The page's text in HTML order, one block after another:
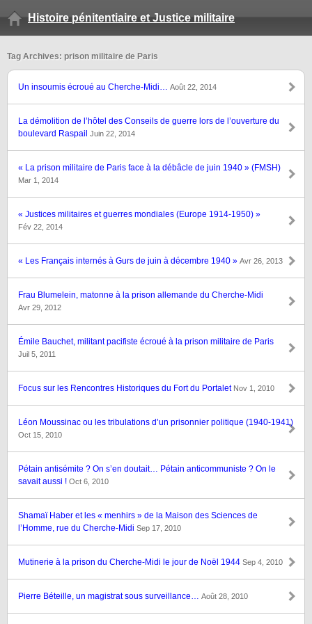
Histoire pénitentiaire et Justice militaire
Tag Archives: prison militaire de Paris
Un insoumis écroué au Cherche-Midi… Août 22, 2014
La démolition de l’hôtel des Conseils de guerre lors de l’ouverture du
boulevard Raspail Juin 22, 2014
« La prison militaire de Paris face à la débâcle de juin 1940 » (FMSH)
Mar 1, 2014
« Justices militaires et guerres mondiales (Europe 1914-1950) »
Fév 22, 2014
« Les Français internés à Gurs de juin à décembre 1940 » Avr 26, 2013
Frau Blumelein, matonne à la prison allemande du Cherche-Midi
Avr 29, 2012
Émile Bauchet, militant pacifiste écroué à la prison militaire de Paris
Juil 5, 2011
Focus sur les Rencontres Historiques du Fort du Portalet Nov 1, 2010
Léon Moussinac ou les tribulations d’un prisonnier politique (1940-1941)
Oct 15, 2010
Pétain antisémite ? On s’en doutait… Pétain anticommuniste ? On le
savait aussi ! Oct 6, 2010
Shamaï Haber et les « menhirs » de la Maison des Sciences de
l’Homme, rue du Cherche-Midi Sep 17, 2010
Mutinerie à la prison du Cherche-Midi le jour de Noël 1944 Sep 4, 2010
Pierre Béteille, un magistrat sous surveillance… Août 28, 2010